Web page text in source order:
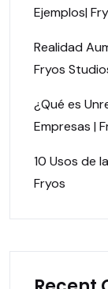
Ejemplos|
Realidad
Fryos
¿Qué es
Empresas |
10 Usos de
Fryos